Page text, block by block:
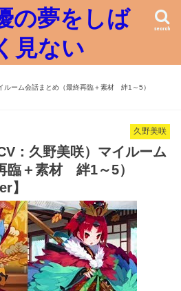
の夢をしば
見ない
search
ルーム会話まとめ（最終再臨＋素材 絆1～5）
久野美咲
：久野美咲）マイルーム
臨＋素材 絆1～5）
】